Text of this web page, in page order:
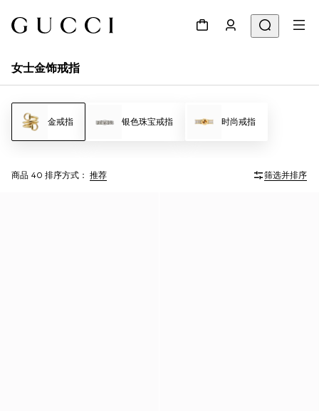
女士金饰戒指
金戒指 银色珠宝戒指 时尚戒指
商品 40 排序方式： 推荐 筛选并排序